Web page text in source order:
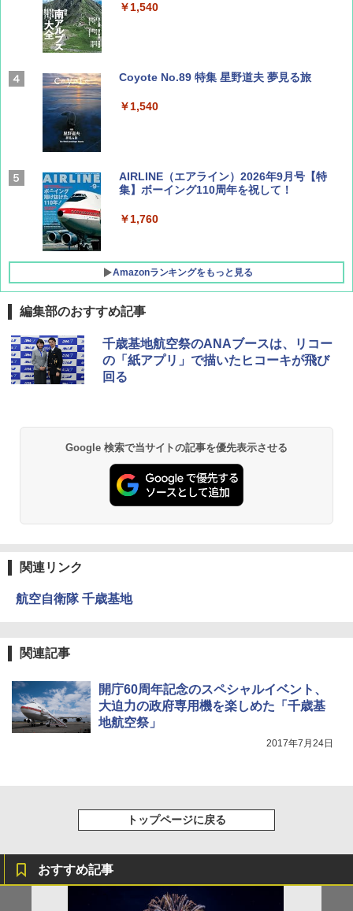
￥1,540
Coyote No.89 特集 星野道夫 夢見る旅
￥1,540
AIRLINE（エアライン）2026年9月号【特
集】ボーイング110周年を祝して！
￥1,760
Amazonランキングをもっと見る
D40 地球の歩き方 チェンマイ タイ北部の魅
力的な町 2026～2027 地球の歩き方D アジア
￥2,079
￥2,695
￥2,277
新しい日本地理 地図・統計・移動から読み
[キャンパーズコレクション 山善] ポップアッ
プテント 傘みたいに広げて畳める パッとサ
ッとサンシェード キューブ フルクローズ メ
ッシュ 簡単設置 ワンタッチテント キャンプ
PYKES PEAK (パイクスピーク) 着替えテン
ト プライバシー テント 【中が透けない】 1
人用 折りたたみ 防災グッズ 災害用トイレ ビ
ーチ ピクニック ポップアップテント 携帯 簡
ENDLESS BASE 《めざましテレビで紹介》
テント ワンタッチ RENEW 幅200 2-3人用 43
[キャンパーズコレクション 山善] 傘みたいに
広げるだけ パッとサッとテント ブラックコ
ーティング フルクローズ メッシュ 3-4人用
[キャンパーズコレクション 山善] 傘みたいに
広げるだけ パッとサッとテント キューブワ
熊撃退スプレー 熊よけスプレー 熊スプレー
【日本企業販売】超強力クマ対策スプレー 30
0ml（連続噴射30秒）110ml（連続噴射15
秒）射程5～10m 安全ロック搭載 携帯収納袋
送
GRANDOOR ステンレス保冷剤 2個セット 2
BUNDOK(バンドック)ソロ ドーム 1 EX BDK
DEWEL パラソル 大型 ビーチ アウトドアパ
ラソル ガーデン サイトシート付 折りたたみ
ポインターライト 強力 小型 緑色/赤色/青紫色
USB充電式 高精度 超長距離照射 長時間使用
￥1,180
編集部のおすすめ記事
千歳基地航空祭のANAブースは、リコー
の「紙アプリ」で描いたヒコーキが飛び
回る
Google 検索で当サイトの記事を優先表示させる
関連リンク
航空自衛隊 千歳基地
関連記事
開庁60周年記念のスペシャルイベント、
大迫力の政府専用機を楽しめた「千歳基
地航空祭」
2017年7月24日
トップページに戻る
おすすめ記事